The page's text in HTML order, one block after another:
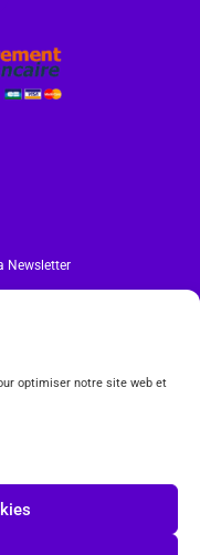
optimiser notre site web et
Newsletter
exclusivement. LEGO® est une
marques respectives citées sur le site